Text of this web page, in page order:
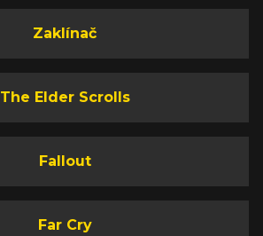
Zaklínač
The Elder Scrolls
Fallout
Far Cry